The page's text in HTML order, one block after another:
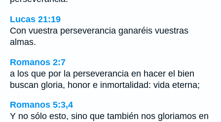
Lucas 21:19
Con vuestra perseverancia ganaréis vuestras
almas.
Romanos 2:7
a los que por la perseverancia en hacer el bien
buscan gloria, honor e inmortalidad: vida eterna;
Romanos 5:3,4
Y no sólo esto, sino que también nos gloriamos en